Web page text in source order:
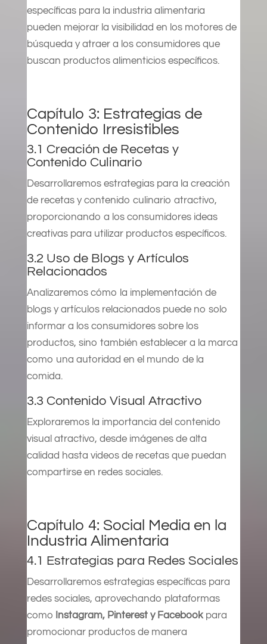
específicas para la industria alimentaria
pueden mejorar la visibilidad en los motores de
búsqueda y atraer a los consumidores que
buscan productos alimenticios específicos.
Capítulo 3: Estrategias de
Contenido Irresistibles
3.1 Creación de Recetas y
Contenido Culinario
Desarrollaremos estrategias para la creación
de recetas y contenido culinario atractivo,
proporcionando a los consumidores ideas
creativas para utilizar productos específicos.
3.2 Uso de Blogs y Artículos
Relacionados
Analizaremos cómo la implementación de
blogs y artículos relacionados puede no solo
informar a los consumidores sobre los
productos, sino también establecer a la marca
como una autoridad en el mundo de la
comida.
3.3 Contenido Visual Atractivo
Exploraremos la importancia del contenido
visual atractivo, desde imágenes de alta
calidad hasta videos de recetas que puedan
compartirse en redes sociales.
Capítulo 4: Social Media en la
Industria Alimentaria
4.1 Estrategias para Redes Sociales
Desarrollaremos estrategias específicas para
redes sociales, aprovechando plataformas
como Instagram, Pinterest y Facebookpara
promocionar productos de manera